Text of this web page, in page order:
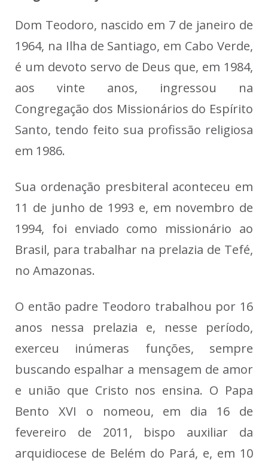
Dom Teodoro, nascido em 7 de janeiro de
1964, na Ilha de Santiago, em Cabo Verde,
é um devoto servo de Deus que, em 1984,
aos vinte anos, ingressou na
Congregação dos Missionários do Espírito
Santo, tendo feito sua profissão religiosa
em 1986.
Sua ordenação presbiteral aconteceu em
11 de junho de 1993 e, em novembro de
1994, foi enviado como missionário ao
Brasil, para trabalhar na prelazia de Tefé,
no Amazonas.
O então padre Teodoro trabalhou por 16
anos nessa prelazia e, nesse período,
exerceu inúmeras funções, sempre
buscando espalhar a mensagem de amor
e união que Cristo nos ensina. O Papa
Bento XVI o nomeou, em dia 16 de
fevereiro de 2011, bispo auxiliar da
arquidiocese de Belém do Pará, e, em 10